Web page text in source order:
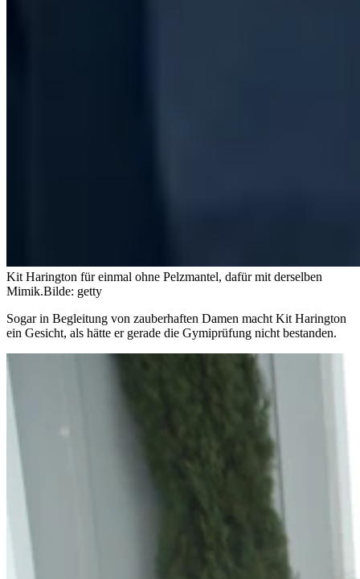
Kit Harington für einmal ohne Pelzmantel, dafür mit derselben
Mimik.Bilde: getty
Sogar in Begleitung von zauberhaften Damen macht Kit Harington
ein Gesicht, als hätte er gerade die Gymiprüfung nicht bestanden.